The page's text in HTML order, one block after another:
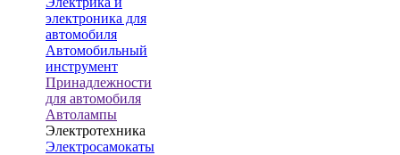
электроника для
автомобиля
Автомобильный
инструмент
Принадлежности
для автомобиля
Автолампы
Электротехника
Электросамокаты